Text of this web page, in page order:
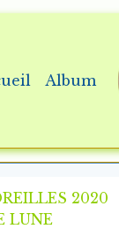
Album
2020
LUNE